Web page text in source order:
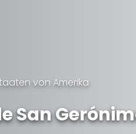
von Amerika
San